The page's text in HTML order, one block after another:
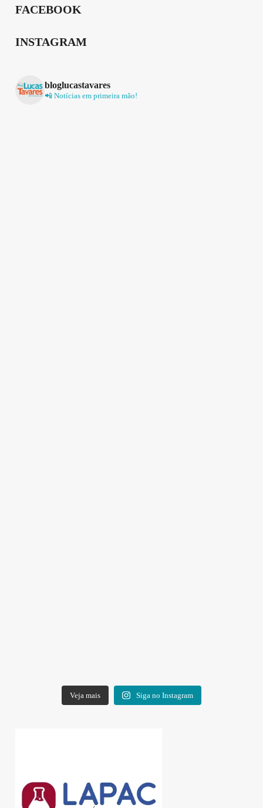
FACEBOOK
INSTAGRAM
bloglucastavares
📲 Notícias em primeira mão!
Veja mais Siga no Instagram